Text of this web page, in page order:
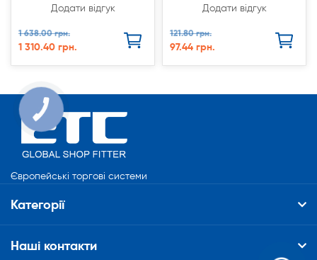
Додати відгук
1 638.00 грн.
1 310.40 грн.
Додати відгук
121.80 грн.
97.44 грн.
Європейські торгові системи
Категорії
Наші контакти
КНОПКА
СВЯЗИ